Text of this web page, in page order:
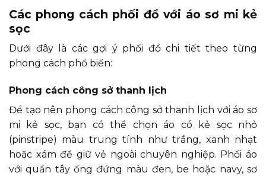
Các phong cách phối đồ với áo sơ mi kẻ
sọc
Dưới đây là các gợi ý phối đồ chi tiết theo từng
phong cách phổ biến:
Phong cách công sở thanh lịch
Để tạo nên phong cách công sở thanh lịch với áo sơ
mi kẻ sọc, bạn có thể chọn áo có kẻ sọc nhỏ
(pinstripe) màu trung tính như trắng, xanh nhạt
hoặc xám để giữ vẻ ngoài chuyên nghiệp. Phối áo
với quần tây ống đứng màu đen, be hoặc navy, sơ